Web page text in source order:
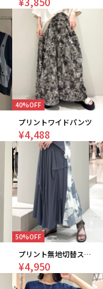
40%OFF
プリントワイドパンツ
¥4,488
50%OFF
プリント無地切替スカート
¥4,950